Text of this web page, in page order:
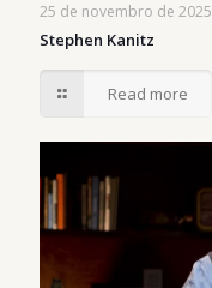
25 de novembro de 2025
Stephen Kanitz
Read more